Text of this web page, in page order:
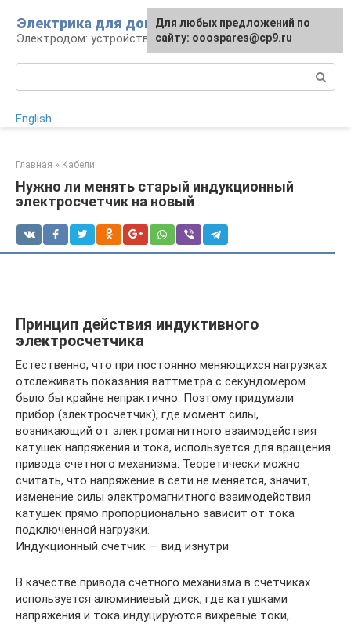
контенту
Электрика для дома
Электродом: устройства, кабели, ремонт
English
Главная » Кабели
Нужно ли менять старый индукционный
электросчетчик на новый
Принцип действия индуктивного
электросчетчика
Естественно, что при постоянно меняющихся нагрузках
отслеживать показания ваттметра с секундомером
было бы крайне непрактично. Поэтому придумали
прибор (электросчетчик), где момент силы,
возникающий от электромагнитного взаимодействия
катушек напряжения и тока, используется для вращения
привода счетного механизма. Теоретически можно
считать, что напряжение в сети не меняется, значит,
изменение силы электромагнитного взаимодействия
катушек прямо пропорционально зависит от тока
подключенной нагрузки.
Индукционный счетчик — вид изнутри
В качестве привода счетного механизма в счетчиках
используется алюминиевый диск, где катушками
напряжения и тока индуцируются вихревые токи,
Для любых предложений по
сайту: ooospares@cp9.ru